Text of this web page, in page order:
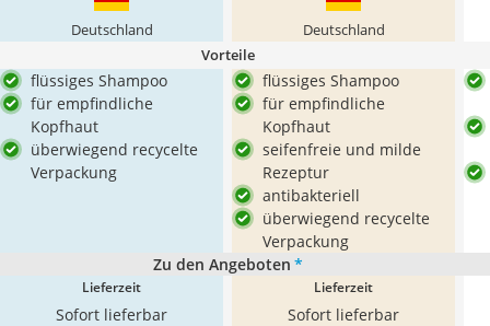
Deutschland Deutschland
Vorteile
flüssiges Shampoo
für empfindliche
Kopfhaut
überwiegend recycelte
Verpackung
flüssiges Shampoo
für empfindliche
Kopfhaut
seifenfreie und milde
Rezeptur
antibakteriell
überwiegend recycelte
Verpackung
Zu den Angeboten *
Lieferzeit
Sofort lieferbar
Lieferzeit
Sofort lieferbar